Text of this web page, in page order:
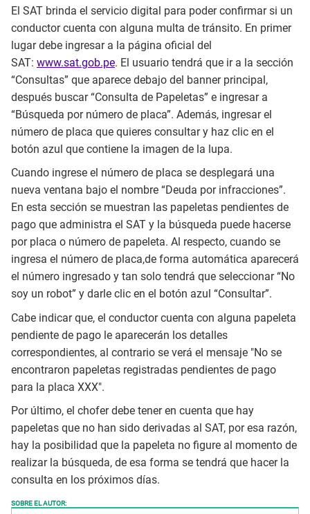
El SAT brinda el servicio digital para poder confirmar si un
conductor cuenta con alguna multa de tránsito. En primer
lugar debe ingresar a la página oficial del
SAT: www.sat.gob.pe. El usuario tendrá que ir a la sección
“Consultas” que aparece debajo del banner principal,
después buscar “Consulta de Papeletas” e ingresar a
“Búsqueda por número de placa”. Además, ingresar el
número de placa que quieres consultar y haz clic en el
botón azul que contiene la imagen de la lupa.
Cuando ingrese el número de placa se desplegará una
nueva ventana bajo el nombre “Deuda por infracciones”.
En esta sección se muestran las papeletas pendientes de
pago que administra el SAT y la búsqueda puede hacerse
por placa o número de papeleta. Al respecto, cuando se
ingresa el número de placa,de forma automática aparecerá
el número ingresado y tan solo tendrá que seleccionar “No
soy un robot” y darle clic en el botón azul “Consultar”.
Cabe indicar que, el conductor cuenta con alguna papeleta
pendiente de pago le aparecerán los detalles
correspondientes, al contrario se verá el mensaje "No se
encontraron papeletas registradas pendientes de pago
para la placa XXX".
Por último, el chofer debe tener en cuenta que hay
papeletas que no han sido derivadas al SAT, por esa razón,
hay la posibilidad que la papeleta no figure al momento de
realizar la búsqueda, de esa forma se tendrá que hacer la
consulta en los próximos días.
SOBRE EL AUTOR: